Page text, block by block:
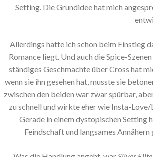
Setting. Die Grundidee hat mich
Allerdings hatte ich schon beim Einstieg
Romance liegt. Und auch die Spice-
ständiges Geschmachte über Cross hat
wenn sie ihn gesehen hat, musste sie
zwischen den beiden war zwar spürbar,
zu schnell und wirkte eher wie Insta-
Gerade in einem dystopischen Setting
Feindschaft und langsames